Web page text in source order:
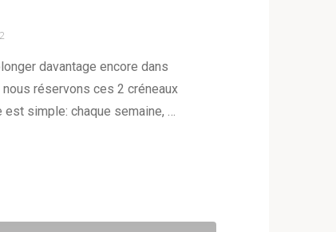
davantage encore dans
réservons ces 2 créneaux
simple: chaque semaine, …